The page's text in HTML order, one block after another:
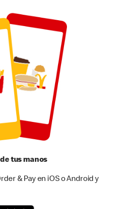
tus manos
& Pay en iOS o Android y